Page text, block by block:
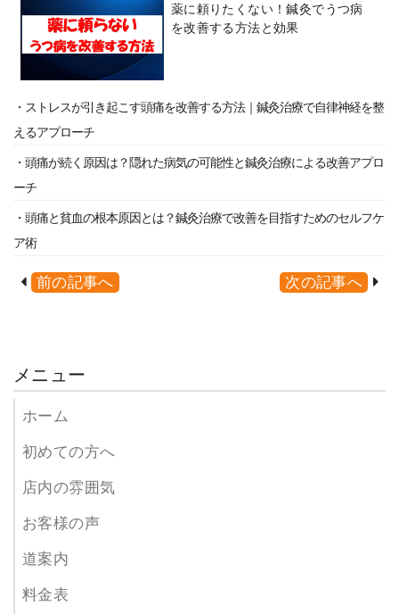
薬に頼りたくない！鍼灸でうつ病
を改善する方法と効果
・ストレスが引き起こす頭痛を改善する方法｜鍼灸治療で自律神経を整
えるアプローチ
・頭痛が続く原因は？隠れた病気の可能性と鍼灸治療による改善アプロ
ーチ
・頭痛と貧血の根本原因とは？鍼灸治療で改善を目指すためのセルフケ
ア術
前の記事へ 次の記事へ
メニュー
ホーム
初めての方へ
店内の雰囲気
お客様の声
道案内
料金表